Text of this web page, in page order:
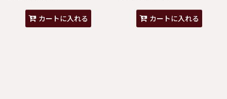
カートに入れる カートに入れる